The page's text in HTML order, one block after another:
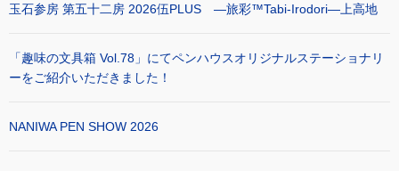
玉石参房 第五十二房 2026伍PLUS ―旅彩™Tabi-Irodori―上高地
「趣味の文具箱 Vol.78」にてペンハウスオリジナルステーショナリ
ーをご紹介いただきました！
NANIWA PEN SHOW 2026